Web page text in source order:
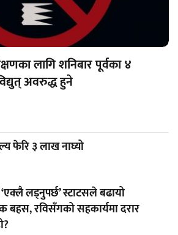
लागि शनिबार पूर्वका ४
अवरुद्ध हुने
फेरि ३ लाख नाघ्यो
लड्नुपर्छ’ स्टाटसले बढायो
बहस, रविसँगको सहकार्यमा दरार